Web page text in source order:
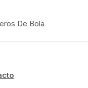
De Bola